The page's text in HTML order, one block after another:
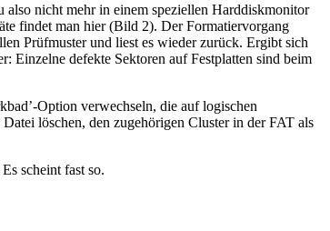
nicht mehr in einem speziellen Harddiskmonitor
findet man hier (Bild 2). Der Formatiervorgang
Prüfmuster und liest es wieder zurück. Ergibt sich
Einzelne defekte Sektoren auf Festplatten sind beim
Option verwechseln, die auf logischen
löschen, den zugehörigen Cluster in der FAT als
scheint fast so.